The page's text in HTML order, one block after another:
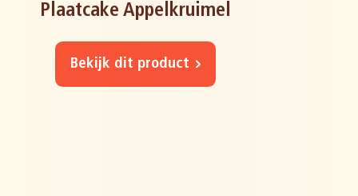
Plaatcake Appelkruimel
Bekijk dit product